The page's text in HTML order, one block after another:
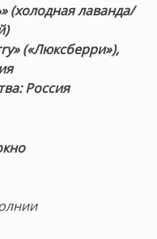
» (холодная лаванда/
(«Люксберри»),
Россия